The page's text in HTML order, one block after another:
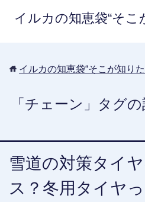
イルカの知恵袋“そこ
イルカの知恵袋“そこが知り
「チェーン」タグ
雪道の対策タイ
ス？冬用タイヤ